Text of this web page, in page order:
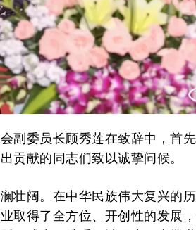
副委员长顾秀莲在致辞中，首
贡献的同志们致以诚挚问候。
壮阔。在中华民族伟大复兴的
取得了全方位、开创性的发展